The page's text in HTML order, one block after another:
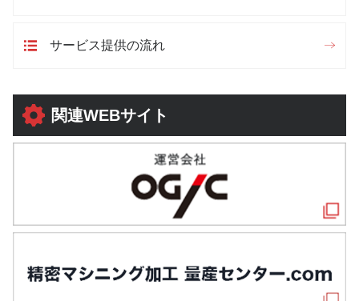
サービス提供の流れ
関連WEBサイト